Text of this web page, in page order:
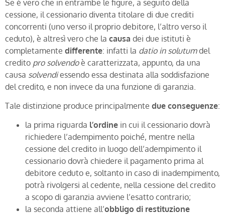
Se è vero che in entrambe le figure, a seguito della
cessione, il cessionario diventa titolare di due crediti
concorrenti (uno verso il proprio debitore, l’altro verso il
ceduto), è altresì vero che la causa dei due istituti è
completamente differente: infatti la datio in solutumdel
credito pro solvendoè caratterizzata, appunto, da una
causa solvendiessendo essa destinata alla soddisfazione
del credito, e non invece da una funzione di garanzia.
Tale distinzione produce principalmente due conseguenze:
la prima riguarda l’ordine in cui il cessionario dovrà
richiedere l’adempimento poiché, mentre nella
cessione del credito in luogo dell’adempimento il
cessionario dovrà chiedere il pagamento prima al
debitore ceduto e, soltanto in caso di inadempimento,
potrà rivolgersi al cedente, nella cessione del credito
a scopo di garanzia avviene l’esatto contrario;
la seconda attiene all’obbligo di restituzione